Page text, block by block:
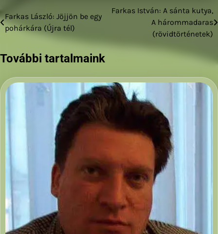
Bejegyzés
navigáció
Farkas László: Jöjjön be egy
pohárkára (Újra tél)
Farkas István: A sánta kutya,
A hárommadaras
(rövidtörténetek)
További tartalmaink